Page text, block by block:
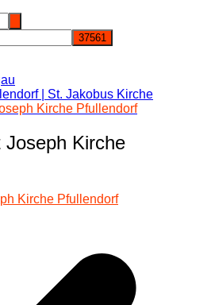
| St. Jakobus Kirche
Kirche Pfullendorf
Joseph Kirche